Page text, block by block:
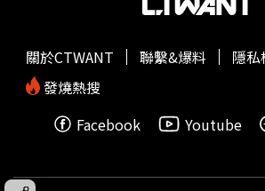
關於CTWANT 聯繫&爆料
隱私
發燒熱搜
Facebook
Youtube